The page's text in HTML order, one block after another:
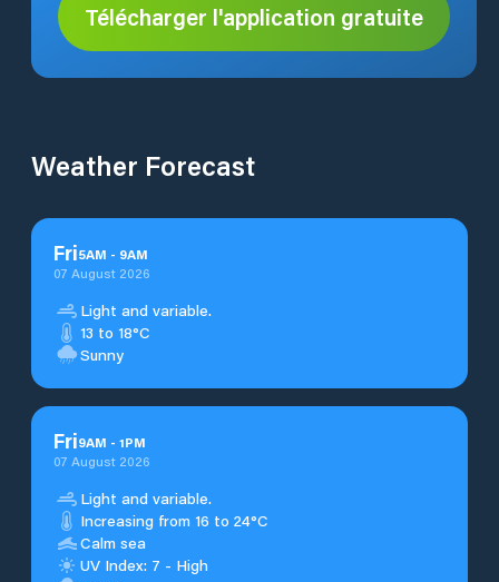
Télécharger l'application gratuite
Weather Forecast
Fri5AM - 9AM
07 August 2026
Light and variable.
13 to 18°C
Sunny
Fri9AM - 1PM
07 August 2026
Light and variable.
Increasing from 16 to 24°C
Calm sea
UV Index: 7 - High